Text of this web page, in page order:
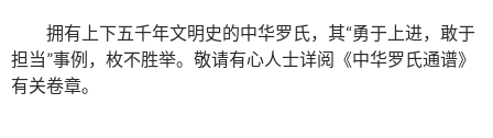
拥有上下五千年文明史的中华罗氏，其“勇于上进，敢于
担当”事例，枚不胜举。敬请有心人士详阅《中华罗氏通谱》
有关卷章。